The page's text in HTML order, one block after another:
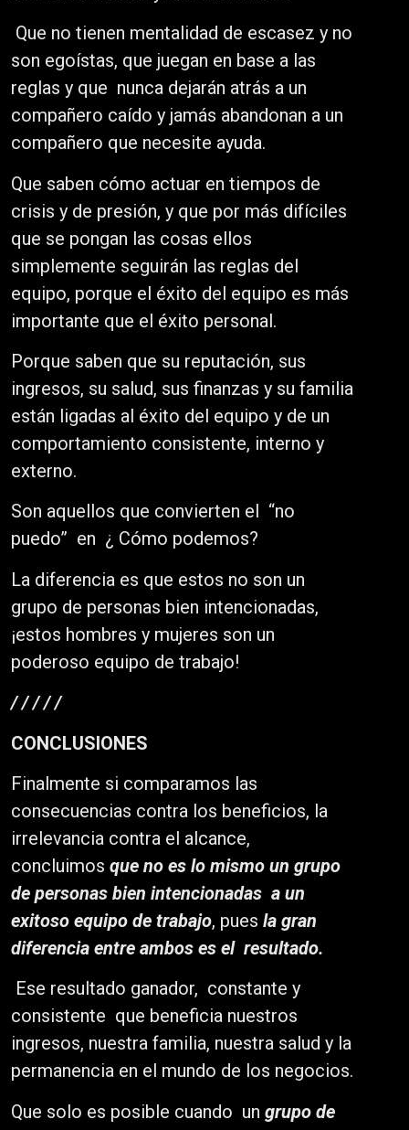
Que no tienen mentalidad de escasez y no
son egoístas, que juegan en base a las
reglas y que nunca dejarán atrás a un
compañero caído y jamás abandonan a un
compañero que necesite ayuda.
Que saben cómo actuar en tiempos de
crisis y de presión, y que por más difíciles
que se pongan las cosas ellos
simplemente seguirán las reglas del
equipo, porque el éxito del equipo es más
importante que el éxito personal.
Porque saben que su reputación, sus
ingresos, su salud, sus finanzas y su familia
están ligadas al éxito del equipo y de un
comportamiento consistente, interno y
externo.
Son aquellos que convierten el “no
puedo” en ¿ Cómo podemos?
La diferencia es que estos no son un
grupo de personas bien intencionadas,
¡estos hombres y mujeres son un
poderoso equipo de trabajo!
/ / / / /
CONCLUSIONES
Finalmente si comparamos las
consecuencias contra los beneficios, la
irrelevancia contra el alcance,
concluimos que no es lo mismo un grupo
de personas bien intencionadas a un
exitoso equipo de trabajo, pues la gran
diferencia entre ambos es el resultado.
Ese resultado ganador, constante y
consistente que beneficia nuestros
ingresos, nuestra familia, nuestra salud y la
permanencia en el mundo de los negocios.
Que solo es posible cuando un grupo de